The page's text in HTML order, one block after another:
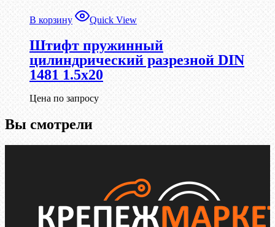
В корзину Quick View
Штифт пружинный
цилиндрический разрезной DIN
1481 1.5х20
Цена по запросу
Вы смотрели